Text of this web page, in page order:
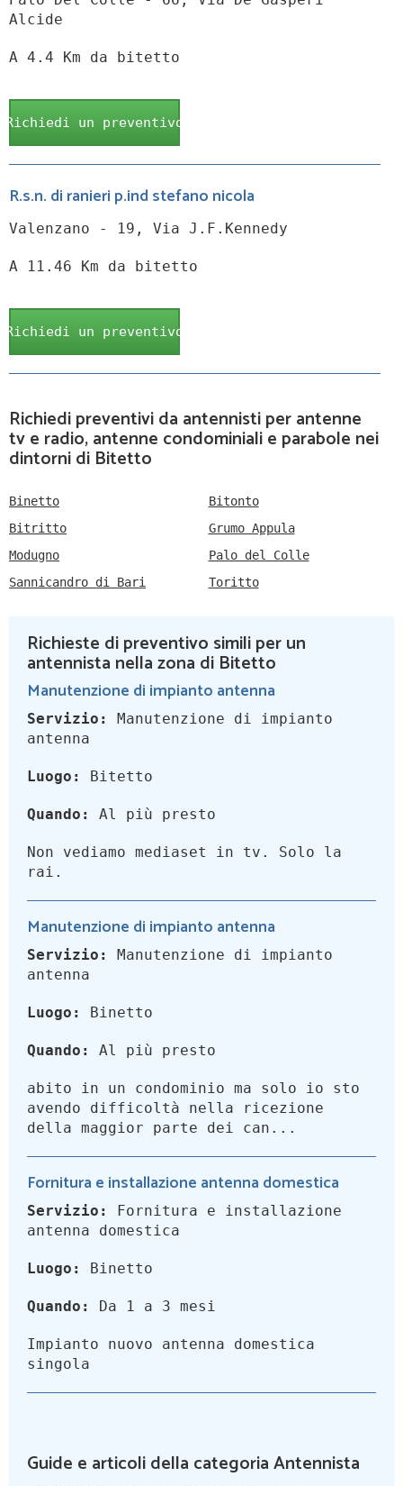
Alcide
A 4.4 Km da bitetto
Richiedi un preventivo
R.s.n. di ranieri p.ind stefano nicola
Valenzano - 19, Via J.F.Kennedy
A 11.46 Km da bitetto
Richiedi un preventivo
Richiedi preventivi da antennisti per antenne
tv e radio, antenne condominiali e parabole nei
dintorni di Bitetto
Binetto
Bitonto
Bitritto
Grumo Appula
Modugno
Palo del Colle
Sannicandro di Bari
Toritto
Richieste di preventivo simili per un
antennista nella zona di Bitetto
Manutenzione di impianto antenna
Servizio:
Manutenzione di impianto
antenna
Luogo: Bitetto
Quando: Al più presto
Non vediamo mediaset in tv. Solo la
rai.
Manutenzione di impianto antenna
Servizio:
Manutenzione di impianto
antenna
Luogo: Binetto
Quando: Al più presto
abito in un condominio ma solo io sto
avendo difficoltà nella ricezione
della maggior parte dei can...
Fornitura e installazione antenna domestica
Servizio:
Fornitura e installazione
antenna domestica
Luogo: Binetto
Quando: Da 1 a 3 mesi
Impianto nuovo antenna domestica
singola
Guide e articoli della categoria Antennista